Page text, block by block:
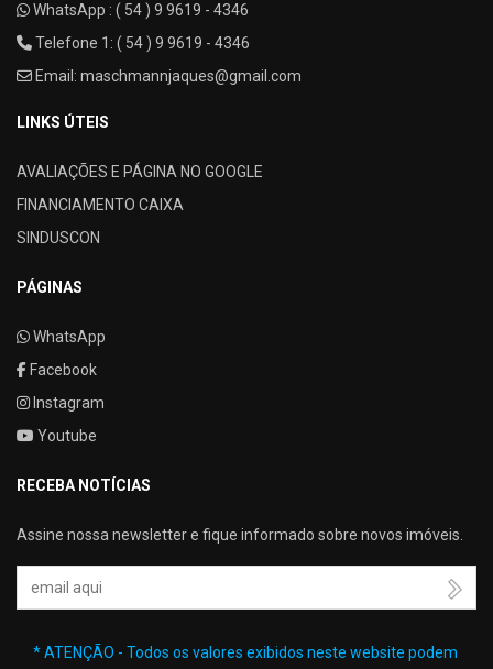
WhatsApp : ( 54 ) 9 9619 - 4346
Telefone 1: ( 54 ) 9 9619 - 4346
Email: maschmannjaques@gmail.com
LINKS ÚTEIS
AVALIAÇÕES E PÁGINA NO GOOGLE
FINANCIAMENTO CAIXA
SINDUSCON
PÁGINAS
WhatsApp
Facebook
Instagram
Youtube
RECEBA NOTÍCIAS
Assine nossa newsletter e fique informado sobre novos imóveis.
Seu Email
* ATENÇÃO - Todos os valores exibidos neste website podem